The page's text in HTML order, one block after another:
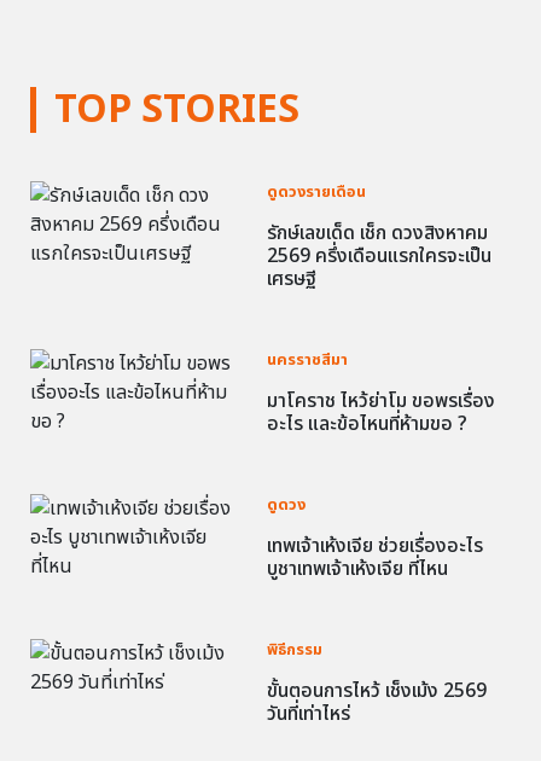
TOP STORIES
ดูดวงรายเดือน
รักษ์เลขเด็ด เช็ก ดวงสิงหาคม
2569 ครึ่งเดือนแรกใครจะเป็น
เศรษฐี
นครราชสีมา
มาโคราช ไหว้ย่าโม ขอพรเรื่อง
อะไร และข้อไหนที่ห้ามขอ ?
ดูดวง
เทพเจ้าเห้งเจีย ช่วยเรื่องอะไร
บูชาเทพเจ้าเห้งเจีย ที่ไหน
พิธีกรรม
ขั้นตอนการไหว้ เช็งเม้ง 2569
วันที่เท่าไหร่